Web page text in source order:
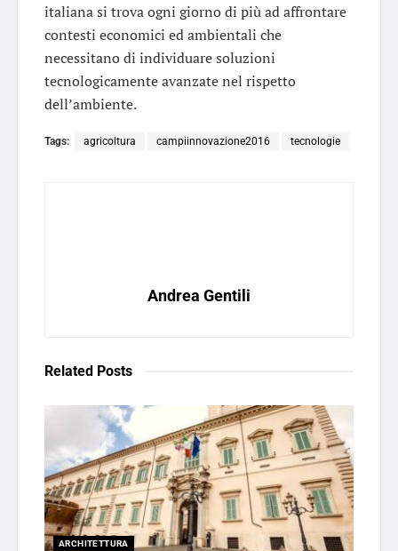
italiana si trova ogni giorno di più ad affrontare
contesti economici ed ambientali che
necessitano di individuare soluzioni
tecnologicamente avanzate nel rispetto
dell’ambiente.
Tags: agricoltura campiinnovazione2016 tecnologie
Andrea Gentili
Related Posts
ARCHITETTURA